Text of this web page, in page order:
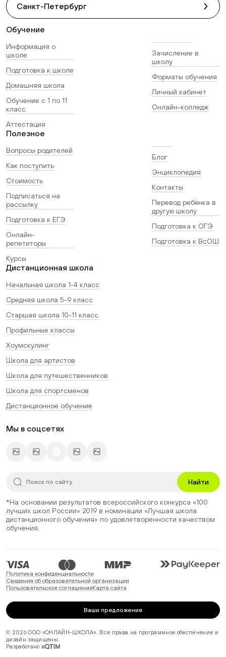
Санкт-Петербург
Обучение
Информация о
школе
Подготовка к школе
Домашняя школа
Обучение с 1 по 11
класс
Аттестация
Зачисление в
школу
Форматы обучения
Личный кабинет
Онлайн-колледж
Полезное
Вопросы родителей
Как поступить
Стоимость
Подписаться на
рассылку
Подготовка к ЕГЭ
Онлайн-
репетиторы
Курсы
Блог
Энциклопедия
Контакты
Перевод ребёнка в
другую школу
Подготовка к ОГЭ
Подготовка к ВсОШ
Дистанционная школа
Начальная школа 1-4 класс
Средняя школа 5-9 класс
Старшая школа 10-11 класс
Профильные классы
Хоумскулинг
Школа для артистов
Школа для путешественников
Школа для спортсменов
Дистанционное обучение
Мы в соцсетях
Найти
*На основании результатов всероссийского конкурса «100
лучших школ России» 2019 в номинации «Лучшая школа
дистанционного обучения» по удовлетворенности качеством
обучения.
Политика конфиденциальности
Сведения об образовательной организации
Пользовательское соглашениеКарта сайта
Ваши предложения
© 2026 ООО «ОНЛАЙН-ШКОЛА». Все права на программное обеспечение и
дизайн защищены.
Разработано в